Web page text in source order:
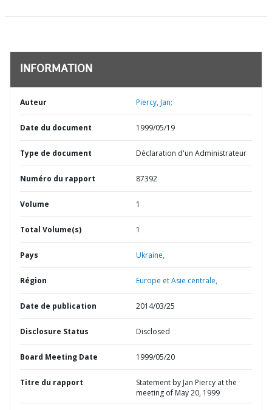
INFORMATION
Auteur Piercy, Jan;
Date du document 1999/05/19
Type de document Déclaration d'un Administrateur
Numéro du rapport 87392
Volume 1
Total Volume(s) 1
Pays Ukraine,
Région Europe et Asie centrale,
Date de publication 2014/03/25
Disclosure Status Disclosed
Board Meeting Date 1999/05/20
Titre du rapport
Statement by Jan Piercy at the
meeting of May 20, 1999